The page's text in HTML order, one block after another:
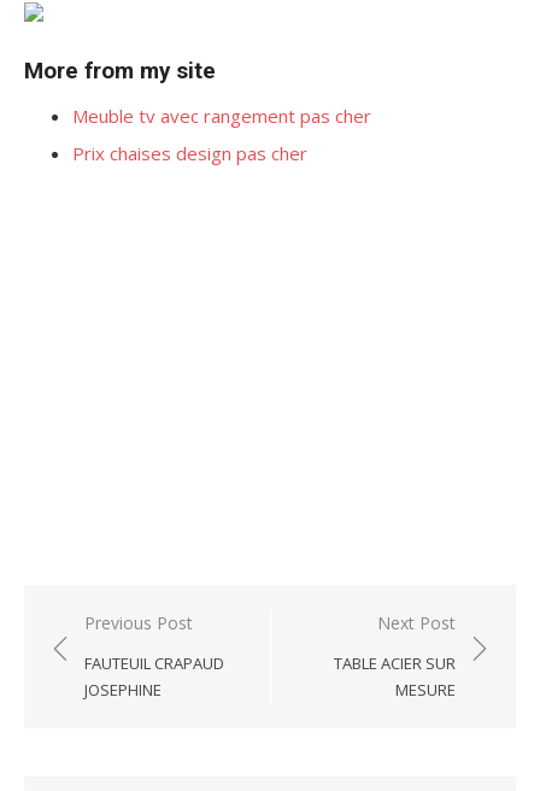
More from my site
Meuble tv avec rangement pas cher
Prix chaises design pas cher
Post
navigation
Previous Post
FAUTEUIL CRAPAUD
JOSEPHINE
Next Post
TABLE ACIER SUR
MESURE